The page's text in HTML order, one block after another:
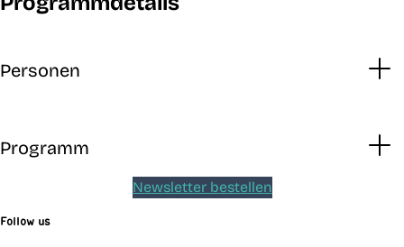
Personen
Programm
Newsletter bestellen
Follow us